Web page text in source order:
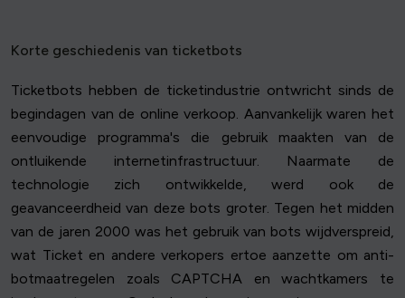
Korte geschiedenis van ticketbots
Ticketbots hebben de ticketindustrie ontwricht sinds de
begindagen van de online verkoop. Aanvankelijk waren het
eenvoudige programma's die gebruik maakten van de
ontluikende internetinfrastructuur. Naarmate de
technologie zich ontwikkelde, werd ook de
geavanceerdheid van deze bots groter. Tegen het midden
van de jaren 2000 was het gebruik van bots wijdverspreid,
wat Ticket en andere verkopers ertoe aanzette om anti-
botmaatregelen zoals CAPTCHA en wachtkamers te